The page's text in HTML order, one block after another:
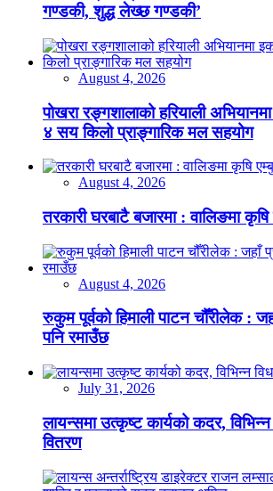
गण्डकी, शुद्ध लेख्छ गण्डकी’
August 4, 2026
पोखरा रङ्गशालाको हरियाली
४ सय किलो प्राङ्गारिक मल सहयोग
August 4, 2026
तरकारी घरबाटै बजारमा : वालिङमा
August 4, 2026
रुकुम पूर्वको हिमाली पाटन चौँरीलेक :
पनि रमाउँछ
July 31, 2026
लायन्समा उत्कृष्ट कार्यको कदर, विभिन्न
वितरण